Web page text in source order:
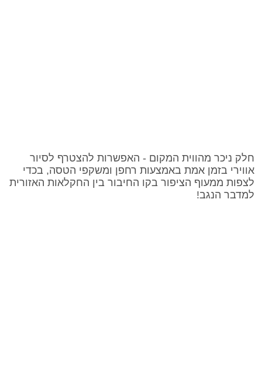
חלק ניכר מהווית המקום - האפשרות להצטרף לסיור
אווירי בזמן אמת באמצעות רחפן ומשקפי הטסה, בכדי
לצפות ממעוף הציפור בקו החיבור בין החקלאות האזורית
למדבר הנגב!